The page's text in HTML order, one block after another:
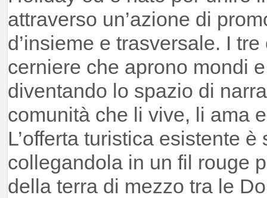
attraverso un’azione di
d’insieme e trasversale. I
cerniere che aprono mondi
diventando lo spazio di
comunità che li vive, li ama
L’offerta turistica esistente è
collegandola in un fil rouge
della terra di mezzo tra le